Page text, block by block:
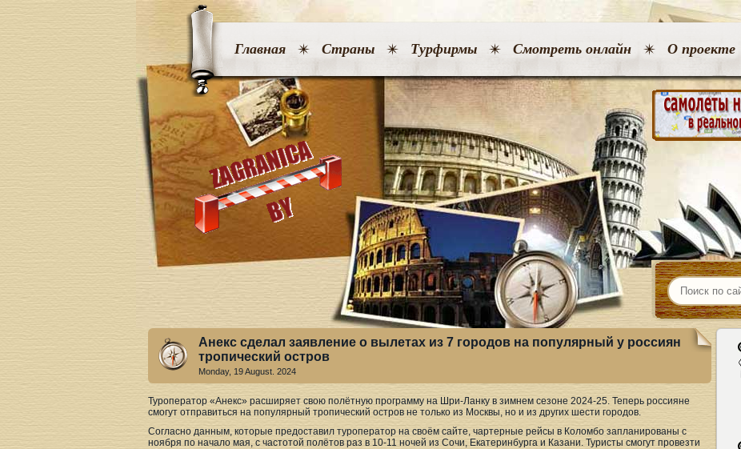
Главная Страны Турфирмы Смотреть онлайн О проекте
Анекс сделал заявление о вылетах из 7 городов на популярный у россиян
тропический остров
Monday, 19 August. 2024
Туроператор «Анекс» расширяет свою полётную программу на Шри-Ланку в зимнем сезоне 2024-25. Теперь россияне
смогут отправиться на популярный тропический остров не только из Москвы, но и из других шести городов.
Согласно данным, которые предоставил туроператор на своём сайте, чартерные рейсы в Коломбо запланированы с
ноября по начало мая, с частотой полётов раз в 10-11 ночей из Сочи, Екатеринбурга и Казани. Туристы смогут провезти